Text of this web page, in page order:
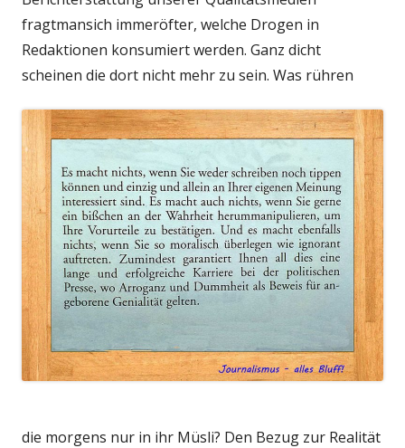
fragtmansich immeröfter, welche Drogen in
Redaktionen konsumiert werden. Ganz dicht
scheinen die dort nicht mehr zu sein. Was rühren
die morgens nur in ihr Müsli? Den Bezug zur Realität